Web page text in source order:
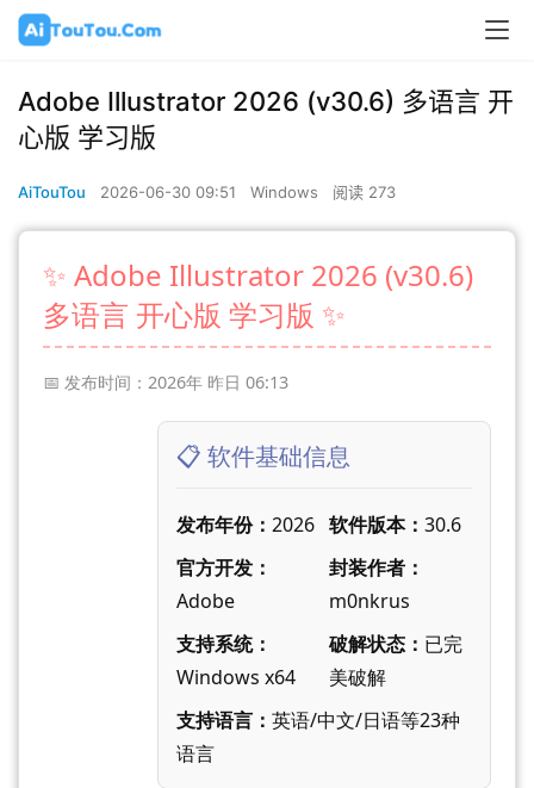
Adobe Illustrator 2026 (v30.6) 多语言 开
心版 学习版
AiTouTou 2026-06-30 09:51 Windows 阅读 273
✨ Adobe Illustrator 2026 (v30.6)
多语言 开心版 学习版 ✨
📅 发布时间：2026年 昨日 06:13
📋 软件基础信息
发布年份： 2026 软件版本： 30.6
官方开发：
Adobe
封装作者：
m0nkrus
支持系统：
Windows x64
破解状态： 已完
美破解
支持语言： 英语/中文/日语等23种
语言